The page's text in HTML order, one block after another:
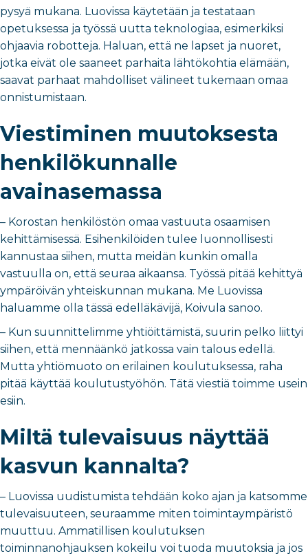
pysyä mukana. Luovissa käytetään ja testataan
opetuksessa ja työssä uutta teknologiaa, esimerkiksi
ohjaavia robotteja. Haluan, että ne lapset ja nuoret,
jotka eivät ole saaneet parhaita lähtökohtia elämään,
saavat parhaat mahdolliset välineet tukemaan omaa
onnistumistaan.
Viestiminen muutoksesta
henkilökunnalle
avainasemassa
– Korostan henkilöstön omaa vastuuta osaamisen
kehittämisessä. Esihenkilöiden tulee luonnollisesti
kannustaa siihen, mutta meidän kunkin omalla
vastuulla on, että seuraa aikaansa. Työssä pitää kehittyä
ympäröivän yhteiskunnan mukana. Me Luovissa
haluamme olla tässä edelläkävijä, Koivula sanoo.
– Kun suunnittelimme yhtiöittämistä, suurin pelko liittyi
siihen, että mennäänkö jatkossa vain talous edellä.
Mutta yhtiömuoto on erilainen koulutuksessa, raha
pitää käyttää koulutustyöhön. Tätä viestiä toimme usein
esiin.
Miltä tulevaisuus näyttää
kasvun kannalta?
– Luovissa uudistumista tehdään koko ajan ja katsomme
tulevaisuuteen, seuraamme miten toimintaympäristö
muuttuu. Ammatillisen koulutuksen
toiminnanohjauksen kokeilu voi tuoda muutoksia ja jos